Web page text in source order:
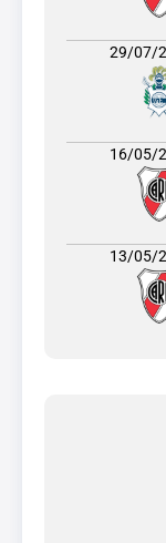
29/07/
16/05/
13/05/